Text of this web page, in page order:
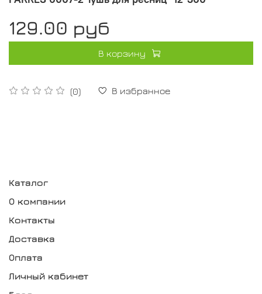
(0) В избранное
129.00 руб
В корзину
Каталог
О компании
Контакты
Доставка
Оплата
Личный кабинет